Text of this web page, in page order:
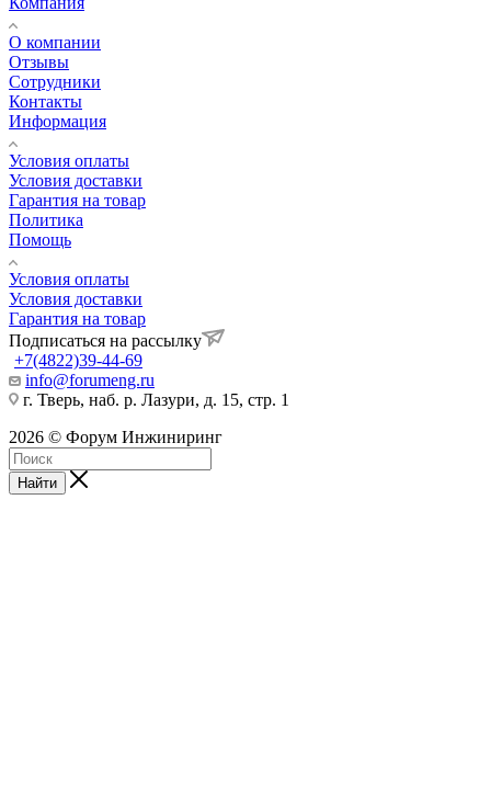
О компании
Отзывы
Сотрудники
Контакты
Информация
Условия оплаты
Условия доставки
Гарантия на товар
Политика
Помощь
Условия оплаты
Условия доставки
Гарантия на товар
Подписаться на рассылку
+7(4822)39-44-69
info@forumeng.ru
г. Тверь, наб. р. Лазури, д. 15, стр. 1
2026 © Форум Инжиниринг
Найти